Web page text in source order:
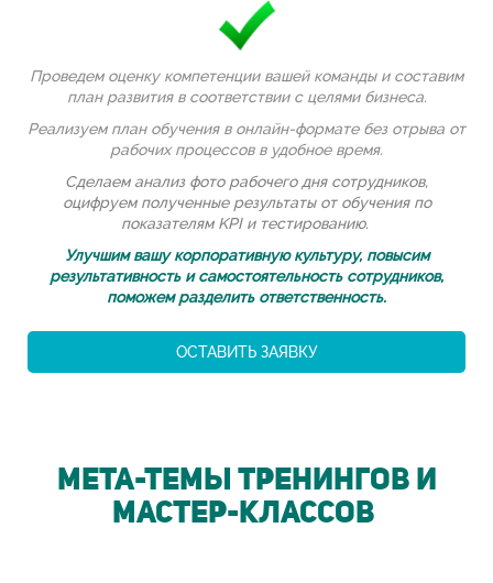
Проведем оценку компетенции вашей команды и составим
план развития в соответствии с целями бизнеса.
Реализуем план обучения в онлайн-формате без отрыва от
рабочих процессов в удобное время.
Сделаем анализ фото рабочего дня сотрудников,
оцифруем полученные результаты от обучения по
показателям KPI и тестированию.
Улучшим вашу корпоративную культуру, повысим
результативность и самостоятельность сотрудников,
поможем разделить ответственность.
ОСТАВИТЬ ЗАЯВКУ
МЕТА-ТЕМЫ ТРЕНИНГОВ и
МАСТЕР-КЛАССОВ